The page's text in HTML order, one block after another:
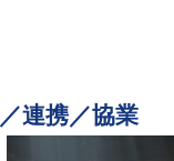
連携／協業